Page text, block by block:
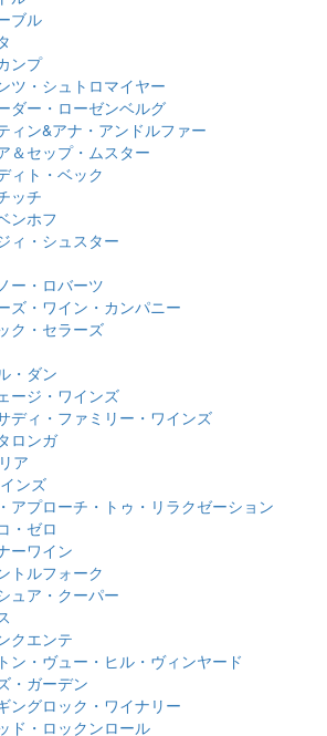
ブル
ンプ
ツ・シュトロマイヤー
ダー・ローゼンベルグ
ィン&アナ・アンドルファー
＆セップ・ムスター
ィト・ベック
ッチ
ンホフ
ィ・シュスター
ー・ロバーツ
ズ・ワイン・カンパニー
ク・セラーズ
・ダン
ージ・ワインズ
ディ・ファミリー・ワインズ
ロンガ
ア
ンズ
アプローチ・トゥ・リラクゼーション
・ゼロ
ーワイン
トルフォーク
ュア・クーパー
クエンテ
ン・ヴュー・ヒル・ヴィンヤード
・ガーデン
ングロック・ワイナリー
ド・ロックンロール